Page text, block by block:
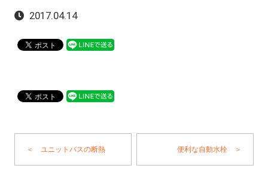
2017.04.14
＜ ユニットバスの断熱 便利な自動水栓 ＞